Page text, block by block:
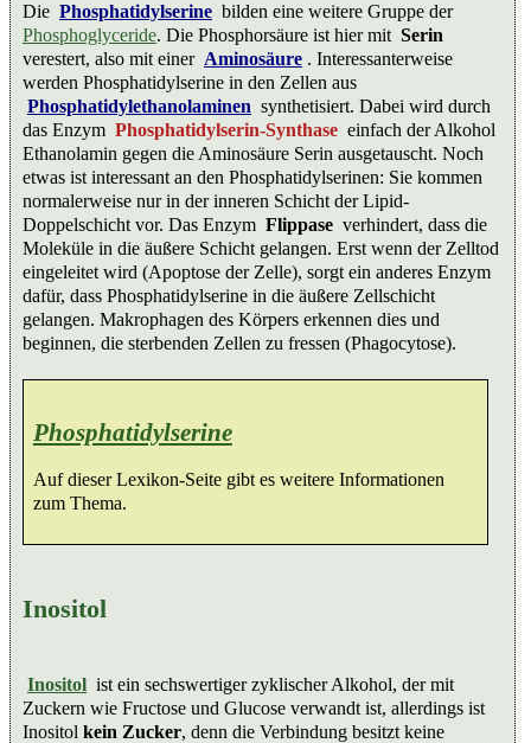
Die Phosphatidylserine bilden eine weitere Gruppe der
Phosphoglyceride. Die Phosphorsäure ist hier mit Serin
verestert, also mit einer Aminosäure . Interessanterweise
werden Phosphatidylserine in den Zellen aus
Phosphatidylethanolaminen synthetisiert. Dabei wird durch
das Enzym Phosphatidylserin-Synthase einfach der Alkohol
Ethanolamin gegen die Aminosäure Serin ausgetauscht. Noch
etwas ist interessant an den Phosphatidylserinen: Sie kommen
normalerweise nur in der inneren Schicht der Lipid-
Doppelschicht vor. Das Enzym Flippase verhindert, dass die
Moleküle in die äußere Schicht gelangen. Erst wenn der Zelltod
eingeleitet wird (Apoptose der Zelle), sorgt ein anderes Enzym
dafür, dass Phosphatidylserine in die äußere Zellschicht
gelangen. Makrophagen des Körpers erkennen dies und
beginnen, die sterbenden Zellen zu fressen (Phagocytose).
Phosphatidylserine
Auf dieser Lexikon-Seite gibt es weitere Informationen
zum Thema.
Inositol
Inositol ist ein sechswertiger zyklischer Alkohol, der mit
Zuckern wie Fructose und Glucose verwandt ist, allerdings ist
Inositol kein Zucker, denn die Verbindung besitzt keine